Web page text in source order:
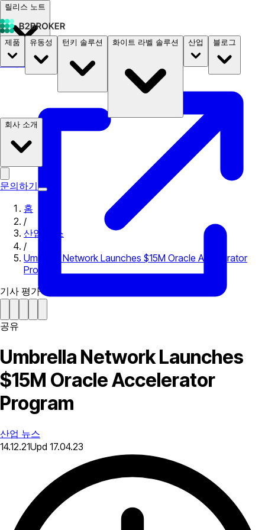
릴리스 노트
문서 요금B2STORE
제품 유동성 턴키 솔루션 화이트 라벨 솔루션 산업 블로그
회사 소개
문의하기
홈
/
산업 뉴스
/
Umbrella Network Launches $15M Oracle Accelerator
Program
기사 평가하기
공유
Umbrella Network Launches
$15M Oracle Accelerator
Program
산업 뉴스
14.12.21Upd 17.04.23